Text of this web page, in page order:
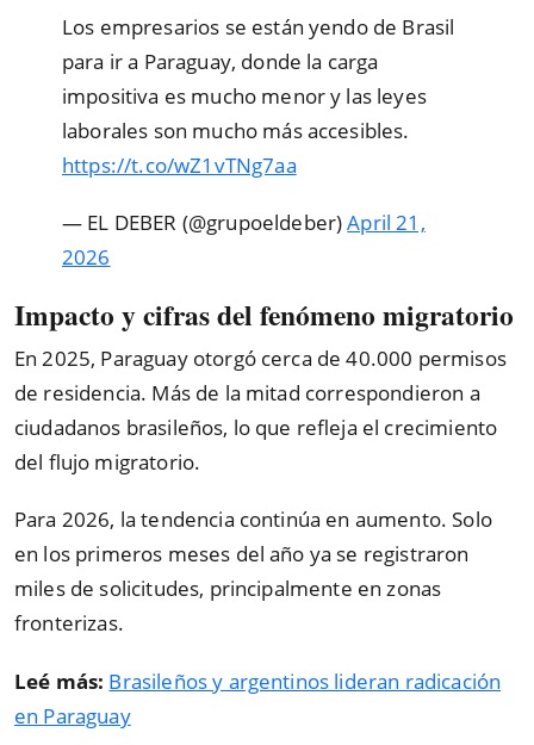
Los empresarios se están yendo de Brasil
para ir a Paraguay, donde la carga
impositiva es mucho menor y las leyes
laborales son mucho más accesibles.
https://t.co/wZ1vTNg7aa
— EL DEBER (@grupoeldeber)April 21,
2026
Impacto y cifras del fenómeno migratorio
En 2025, Paraguay otorgó cerca de 40.000 permisos
de residencia. Más de la mitad correspondieron a
ciudadanos brasileños, lo que refleja el crecimiento
del flujo migratorio.
Para 2026, la tendencia continúa en aumento. Solo
en los primeros meses del año ya se registraron
miles de solicitudes, principalmente en zonas
fronterizas.
Leé más: Brasileños y argentinos lideran radicación
en Paraguay